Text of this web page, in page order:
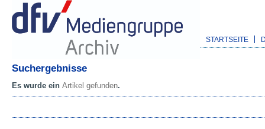
STARTSEITE
Suchergebnisse
Es wurde ein Artikel gefunden.